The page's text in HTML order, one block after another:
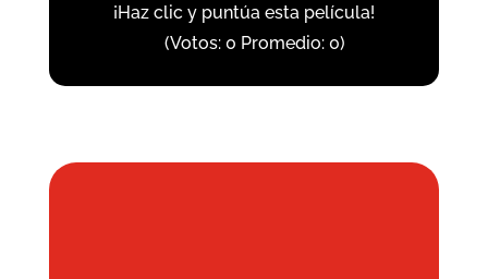
¡Haz clic y puntúa esta película!
(Votos: 0 Promedio: 0)